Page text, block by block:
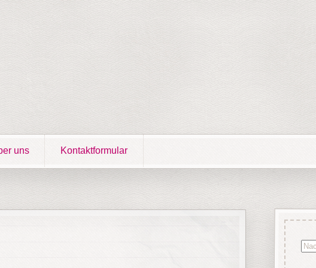
uns Kontaktformular